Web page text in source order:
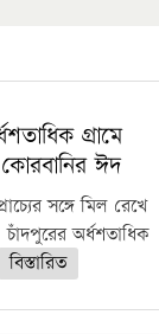
গ্রামে
ঈদ
সঙ্গে মিল রেখে
অর্ধশতাধিক
বিস্তারিত